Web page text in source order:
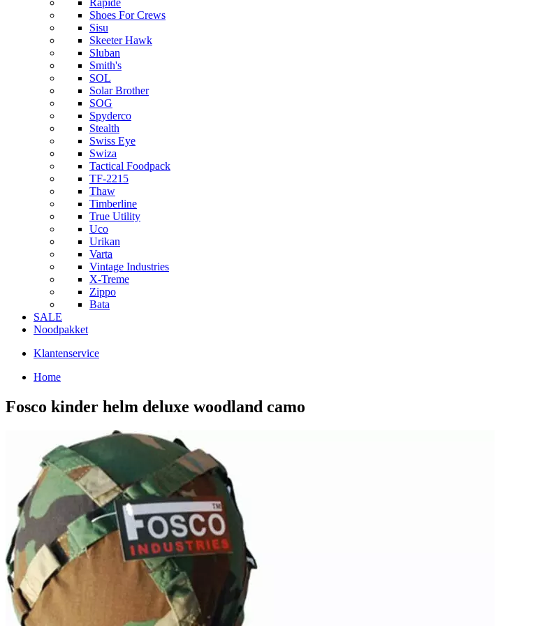
Rapide
Shoes For Crews
Sisu
Skeeter Hawk
Sluban
Smith's
SOL
Solar Brother
SOG
Spyderco
Stealth
Swiss Eye
Swiza
Tactical Foodpack
TF-2215
Thaw
Timberline
True Utility
Uco
Urikan
Varta
Vintage Industries
X-Treme
Zippo
Bata
SALE
Noodpakket
Klantenservice
Home
Fosco kinder helm deluxe woodland camo